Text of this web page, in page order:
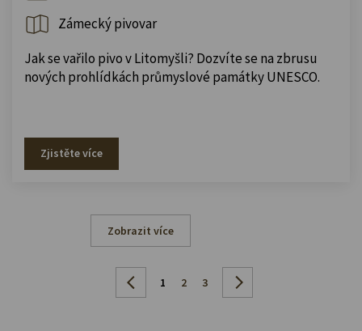
Zámecký pivovar
Jak se vařilo pivo v Litomyšli? Dozvíte se na zbrusu
nových prohlídkách průmyslové památky UNESCO.
Zjistěte více
Zobrazit více
1 2 3